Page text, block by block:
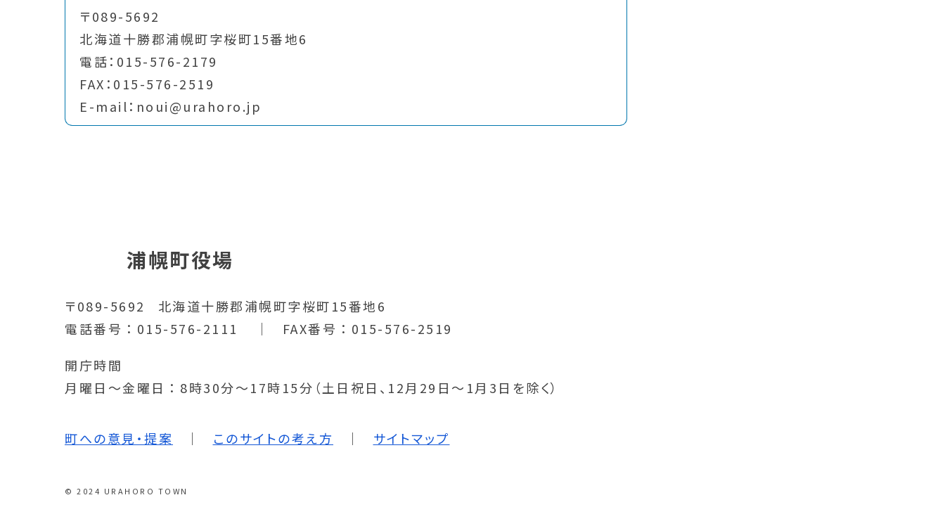
〒089-5692
北海道十勝郡浦幌町字桜町15番地6
電話：015-576-2179
FAX：015-576-2519
E-mail：noui@urahoro.jp
浦幌町役場
〒089-5692
北海道十勝郡浦幌町字桜町15番地6
電話番号
015-576-2111 FAX番号
015-576-2519
開庁時間
月曜日～金曜日
8時30分～17時15分（土日祝日、12月29日～1月3日を除く）
町への意見・提案 このサイトの考え方 サイトマップ
© 2024 URAHORO TOWN